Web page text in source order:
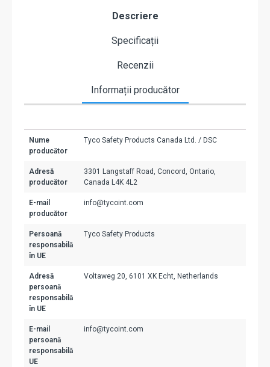
Descriere
Specificații
Recenzii
Informații producător
Nume
producător
Tyco Safety Products Canada Ltd. / DSC
Adresă
producător
3301 Langstaff Road, Concord, Ontario,
Canada L4K 4L2
E-mail
producător
info@tycoint.com
Persoană
responsabilă
în UE
Tyco Safety Products
Adresă
persoană
responsabilă
în UE
Voltaweg 20, 6101 XK Echt, Netherlands
E-mail
persoană
responsabilă
UE
info@tycoint.com